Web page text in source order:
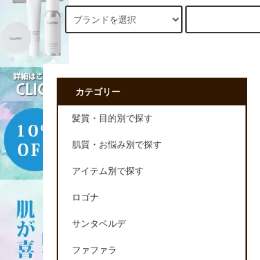
カテゴリー
髪質・目的別で探す
肌質・お悩み別で探す
アイテム別で探す
ロゴナ
サンタベルデ
ファファラ